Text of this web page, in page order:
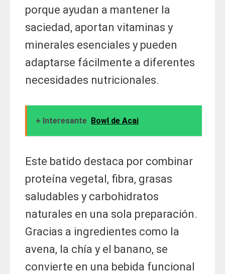
porque ayudan a mantener la
saciedad, aportan vitaminas y
minerales esenciales y pueden
adaptarse fácilmente a diferentes
necesidades nutricionales.
+ Interesante Bowl de Acai
Este batido destaca por combinar
proteína vegetal, fibra, grasas
saludables y carbohidratos
naturales en una sola preparación.
Gracias a ingredientes como la
avena, la chía y el banano, se
convierte en una bebida funcional